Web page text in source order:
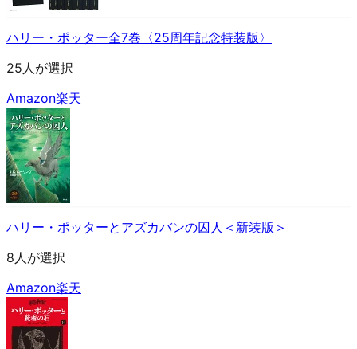
ハリー・ポッター全7巻〈25周年記念特装版〉
25人が選択
Amazon楽天
ハリー・ポッターとアズカバンの囚人＜新装版＞
8人が選択
Amazon楽天